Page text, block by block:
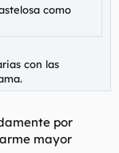
como
con las
por
mayor